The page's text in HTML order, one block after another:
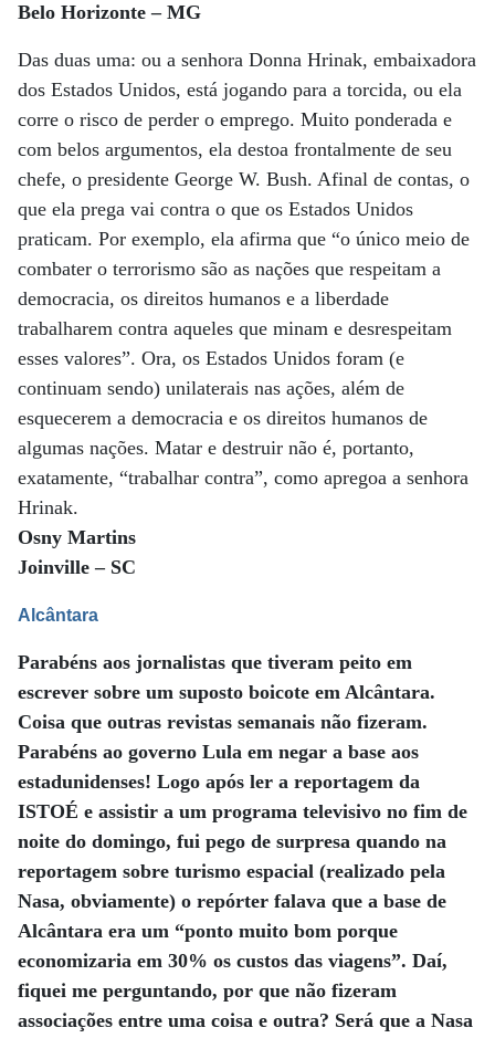
Belo Horizonte – MG
Das duas uma: ou a senhora Donna Hrinak, embaixadora
dos Estados Unidos, está jogando para a torcida, ou ela
corre o risco de perder o emprego. Muito ponderada e
com belos argumentos, ela destoa frontalmente de seu
chefe, o presidente George W. Bush. Afinal de contas, o
que ela prega vai contra o que os Estados Unidos
praticam. Por exemplo, ela afirma que “o único meio de
combater o terrorismo são as nações que respeitam a
democracia, os direitos humanos e a liberdade
trabalharem contra aqueles que minam e desrespeitam
esses valores”. Ora, os Estados Unidos foram (e
continuam sendo) unilaterais nas ações, além de
esquecerem a democracia e os direitos humanos de
algumas nações. Matar e destruir não é, portanto,
exatamente, “trabalhar contra”, como apregoa a senhora
Hrinak.
Osny Martins
Joinville – SC
Alcântara
Parabéns aos jornalistas que tiveram peito em
escrever sobre um suposto boicote em Alcântara.
Coisa que outras revistas semanais não fizeram.
Parabéns ao governo Lula em negar a base aos
estadunidenses! Logo após ler a reportagem da
ISTOÉ e assistir a um programa televisivo no fim de
noite do domingo, fui pego de surpresa quando na
reportagem sobre turismo espacial (realizado pela
Nasa, obviamente) o repórter falava que a base de
Alcântara era um “ponto muito bom porque
economizaria em 30% os custos das viagens”. Daí,
fiquei me perguntando, por que não fizeram
associações entre uma coisa e outra? Será que a Nasa